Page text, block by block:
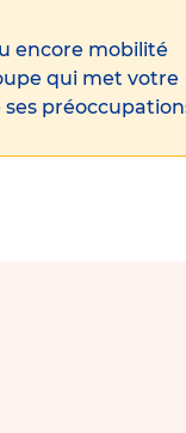
encore mobilité
qui met votre